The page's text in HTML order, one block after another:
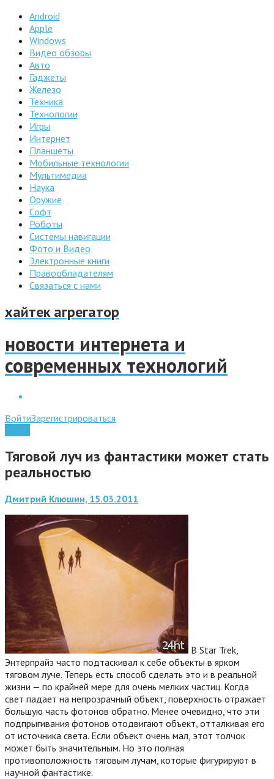
Android
Apple
Windows
Видео обзоры
Авто
Гаджеты
Железо
Техника
Технологии
Игры
Интернет
Планшеты
Мобильные технологии
Мультимедиа
Наука
Оружие
Софт
Роботы
Системы навигации
Фото и Видео
Электронные книги
Правообладателям
Связаться с нами
хайтек агрегатор
новости интернета и
современных технологий
ВойтиЗарегистрироваться
Тяговой луч из фантастики может стать
реальностью
Дмитрий Клюшин, 15.03.2011
В Star Trek,
Энтерпрайз часто подтаскивал к себе объекты в ярком
тяговом луче. Теперь есть способ сделать это и в реальной
жизни — по крайней мере для очень мелких частиц. Когда
свет падает на непрозрачный объект, поверхность отражает
большую часть фотонов обратно. Менее очевидно, что эти
подпрыгивания фотонов отодвигают объект, отталкивая его
от источника света. Если объект очень мал, этот толчок
может быть значительным. Но это полная
противоположность тяговым лучам, которые фигурируют в
научной фантастике.